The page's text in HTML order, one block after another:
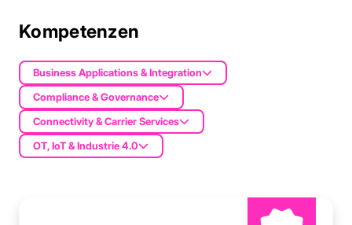
Kompetenzen
Business Applications & Integration
Compliance & Governance
Connectivity & Carrier Services
OT, IoT & Industrie 4.0